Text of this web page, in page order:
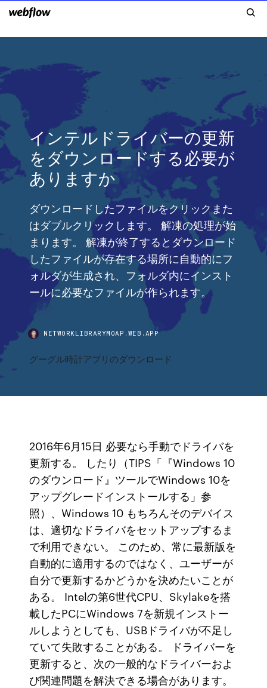
インテルドライバーの更新
をダウンロードする必要が
ありますか
ダウンロードしたファイルをクリックまた
はダブルクリックします。 解凍の処理が始
まります。 解凍が終了するとダウンロード
したファイルが存在する場所に自動的にフ
ォルダが生成され、フォルダ内にインスト
ールに必要なファイルが作られます。
NETWORKLIBRARYMOAP.WEB.APP
グーグル時計アプリのダウンロード
2016年6月15日 必要なら手動でドライバを
更新する。 したり（TIPS「『Windows 10
のダウンロード』ツールでWindows 10を
アップグレードインストールする」参
照）、Windows 10 もちろんそのデバイス
は、適切なドライバをセットアップするま
で利用できない。 このため、常に最新版を
自動的に適用するのではなく、ユーザーが
自分で更新するかどうかを決めたいことが
ある。 Intelの第6世代CPU、Skylakeを搭
載したPCにWindows 7を新規インストー
ルしようとしても、USBドライバが不足し
ていて失敗することがある。 ドライバーを
更新すると、次の一般的なドライバーおよ
び関連問題を解決できる場合があります。